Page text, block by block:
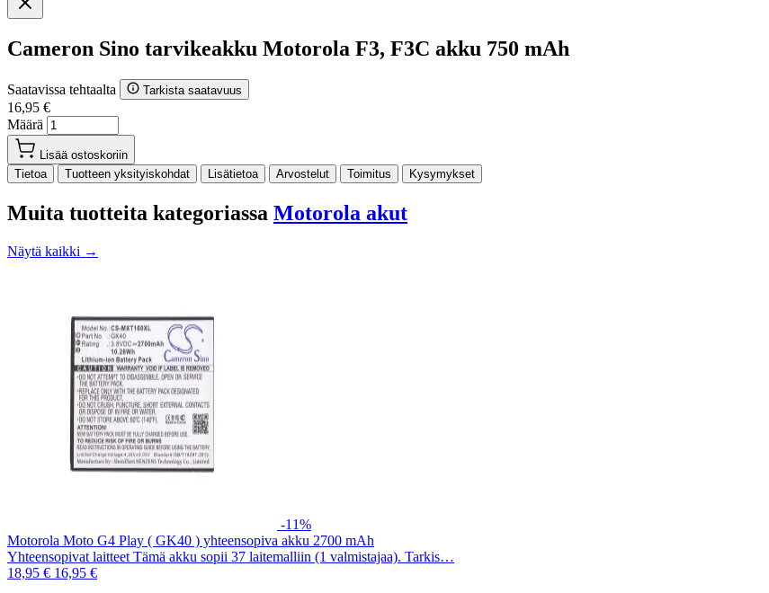
Cameron Sino tarvikeakku Motorola F3, F3C akku 750 mAh
Saatavissa tehtaalta Tarkista saatavuus
16,95 €
Määrä
Lisää ostoskoriin
Tietoa
Tuotteen yksityiskohdat Lisätietoa Arvostelut Toimitus Kysymykset
Muita tuotteita kategoriassa Motorola akut
Näytä kaikki →
-11%
Motorola Moto G4 Play ( GK40 ) yhteensopiva akku 2700 mAh
Yhteensopivat laitteet Tämä akku sopii 37 laitemalliin (1 valmistajaa). Tarkis…
18,95 € 16,95 €